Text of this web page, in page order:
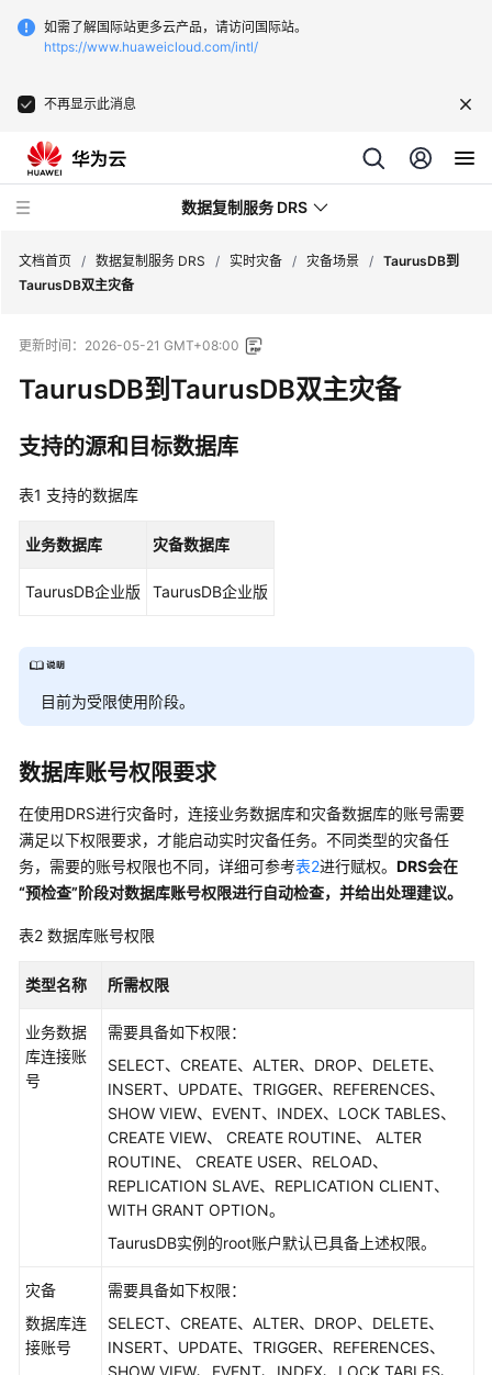
如需了解国际站更多云产品，请访问国际站。
https://www.huaweicloud.com/intl/
不再显示此消息
数据复制服务 DRS
新
态
产
介
费
明
快
速
门
用
户
指
南
准
工
实
备
份
文档首页 / 数据复制服务 DRS / 实时灾备 / 灾备场景 / TaurusDB到
TaurusDB双主灾备
更新时间： 2026-05-21 GMT+08:00
TaurusDB到TaurusDB双主灾备
支持的源和目标数据库
表1 支持的数据库
业务数据库 灾备数据库
TaurusDB企业版 TaurusDB企业版
目前为受限使用阶段。
数据库账号权限要求
在使用DRS进行灾备时，连接业务数据库和灾备数据库的账号需要
满足以下权限要求，才能启动实时灾备任务。不同类型的灾备任
务，需要的账号权限也不同，详细可参考表2进行赋权。 DRS会在
“预检查”阶段对数据库账号权限进行自动检查，并给出处理建议。
表2 数据库账号权限
类型名称 所需权限
业务数据
库连接账
号
需要具备如下权限：
SELECT、CREATE、ALTER、DROP、DELETE、
INSERT、UPDATE、TRIGGER、REFERENCES、
SHOW VIEW、EVENT、INDEX、LOCK TABLES、
CREATE VIEW、 CREATE ROUTINE、 ALTER
ROUTINE、 CREATE USER、RELOAD、
REPLICATION SLAVE、REPLICATION CLIENT、
WITH GRANT OPTION。
TaurusDB实例的root账户默认已具备上述权限。
灾备
数据库连
接账号
需要具备如下权限：
SELECT、CREATE、ALTER、DROP、DELETE、
INSERT、UPDATE、TRIGGER、REFERENCES、
SHOW VIEW、EVENT、INDEX、LOCK TABLES、